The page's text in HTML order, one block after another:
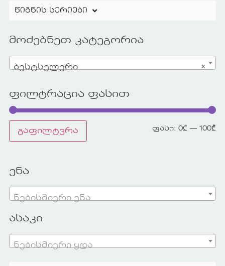
წიგნის სერიები
მოძებნეთ კატეგორია
×
ბესტსელერი
ფილტრაცია ფასით
გაფილტვრა ფასი:0₾ —100₾
ენა
ნებისმიერი ენა
ასაკი
ნებისმიერი ყდა